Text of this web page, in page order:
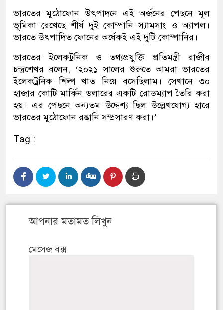
ভারতের মুঠোফোন উৎপাদনে এই অর্জনের পেছনে মূল
ভূমিকা রেখেছে শীর্ষ দুই কোম্পানি স্যামসাং ও অ্যাপল।
ভারতে উৎপাদিত ফোনের অর্ধেকই এই দুটি কোম্পানির।
ভারতের ইলেকট্রনিক ও তথ্যপ্রযুক্তি প্রতিমন্ত্রী রাজীব
চন্দ্রশেখর বলেন, ‘২০২১ সালের শুরুতে আমরা ভারতের
ইলেকট্রনিক শিল্প খাত নিয়ে বসেছিলাম। সেখানে ৩০
হাজার কোটি মার্কিন ডলারের একটি রোডম্যাপ তৈরি করা
হয়। এর পেছনে অন্যতম উদ্দেশ্য ছিল উল্লেখযোগ্য হারে
ভারতের মুঠোফোন রপ্তানি সম্প্রসারণ করা।’
Tag :
আপনার মতামত লিখুন
মেসেজ বক্স